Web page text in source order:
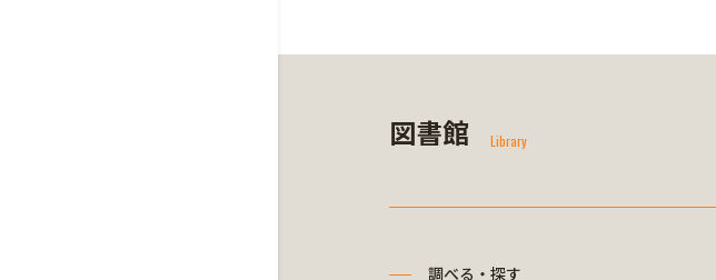
図書館 Library
調べる・探す